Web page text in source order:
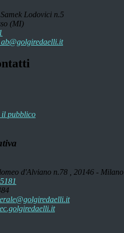
Lodovici n.5
(MI)
il pubblico
d'Alviano n.78 , 20146 - Milano